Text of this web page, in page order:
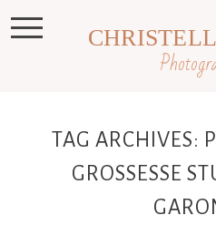
TAG ARCHIVES:
GROSSESSE